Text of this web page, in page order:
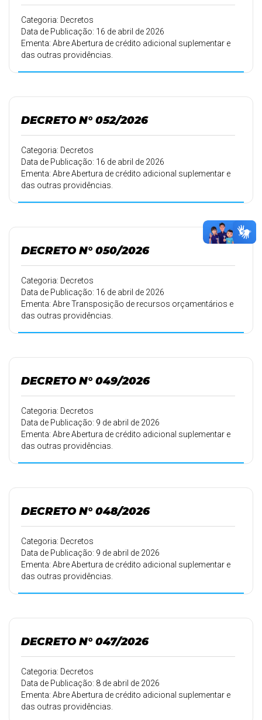
Categoria: Decretos
Data de Publicação: 16 de abril de 2026
Ementa: Abre Abertura de crédito adicional suplementar e
das outras providências.
DECRETO N° 052/2026
Categoria: Decretos
Data de Publicação: 16 de abril de 2026
Ementa: Abre Abertura de crédito adicional suplementar e
das outras providências.
DECRETO N° 050/2026
Categoria: Decretos
Data de Publicação: 16 de abril de 2026
Ementa: Abre Transposição de recursos orçamentários e
das outras providências.
DECRETO N° 049/2026
Categoria: Decretos
Data de Publicação: 9 de abril de 2026
Ementa: Abre Abertura de crédito adicional suplementar e
das outras providências.
DECRETO N° 048/2026
Categoria: Decretos
Data de Publicação: 9 de abril de 2026
Ementa: Abre Abertura de crédito adicional suplementar e
das outras providências.
DECRETO N° 047/2026
Categoria: Decretos
Data de Publicação: 8 de abril de 2026
Ementa: Abre Abertura de crédito adicional suplementar e
das outras providências.